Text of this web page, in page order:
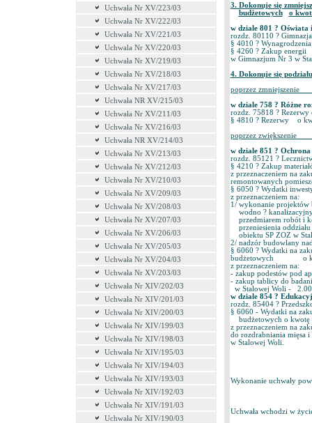
Uchwała Nr XV/223/03
Uchwała Nr XV/222/03
Uchwała Nr XV/221/03
Uchwala Nr XV/220/03
Uchwała Nr XV/219/03
Uchwała Nr XV/218/03
Uchwała Nr XV/217/03
Uchwała NR XV/215/03
Uchwała Nr XV/211/03
Uchwała Nr XV/216/03
Uchwała NR XV/214/03
Uchwała Nr XV/213/03
Uchwała Nr XV/212/03
Uchwała Nr XV/210/03
Uchwała Nr XV/209/03
Uchwała Nr XV/208/03
Uchwała Nr XV/207/03
Uchwała Nr XV/206/03
Uchwała Nr XV/205/03
Uchwała Nr XV/204/03
Uchwała Nr XV/203/03
Uchwała Nr XIV/202/03
Uchwała Nr XIV/201/03
Uchwała Nr XIV/200/03
Uchwała Nr XIV/199/03
Uchwała Nr XIV/198/03
Uchwała Nr XIV/195/03
Uchwała Nr XIV/194/03
Uchwała Nr XIV/193/03
Uchwała Nr XIV/192/03
Uchwała Nr XIV/191/03
Uchwała Nr XIV/190/03
3. Dokonuje się
budżetowych
o
w dziale 801 ?
rozdz. 80110 ?
§ 4010 ?
§ 4260 ? Zakup
w Gimnazjum Nr 3 w
4. Dokonuje się
poprzez
w dziale 758 ?
rozdz. 75818 ?
§ 4810 ? Rezerwy o
poprzez
w dziale 851 ?
rozdz. 85121 ?
§ 4210 ? Zakup
z przeznaczeniem na
remontowanych
§ 6050 ? Wydatki
z przeznaczeniem na:
1/ wykonanie projektów
wodno ?
przedmiarem robót i
przeniesienia
obiektu SP ZOZ w
2/ nadzór budowlany
§ 6060 ? Wydatki na
budżetowych o
z przeznaczeniem na:
- zakup podestów pod
- zakup tablicy do
w Stalowej Woli -
w dziale 854 ?
rozdz. 85404 ?
§ 6060 - Wydatki na
budżetowych o
z przeznaczeniem na
do rozdrabniania mięsa
w Stalowej Woli.
Wykonanie uchwały
Uchwała wchodzi w